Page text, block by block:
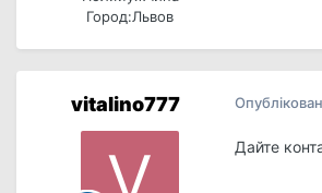
Город:Львов
vitalino777
Дайте